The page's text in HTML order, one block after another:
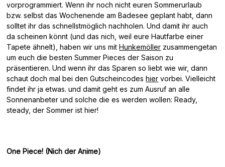
vorprogrammiert. Wenn ihr noch nicht euren Sommerurlaub
bzw. selbst das Wochenende am Badesee geplant habt, dann
solltet ihr das schnellstmöglich nachholen. Und damit ihr auch
da scheinen könnt (und das nich, weil eure Hautfarbe einer
Tapete ähnelt), haben wir uns mitHunkemöller zusammengetan
um euch die besten Summer Pieces der Saison zu
präsentieren. Und wenn ihr das Sparen so liebt wie wir, dann
schaut doch mal bei den Gutscheincodeshier vorbei. Vielleicht
findet ihr ja etwas. und damit geht es zum Ausruf an alle
Sonnenanbeter und solche die es werden wollen: Ready,
steady, der Sommer ist hier!
One Piece! (Nich der Anime)